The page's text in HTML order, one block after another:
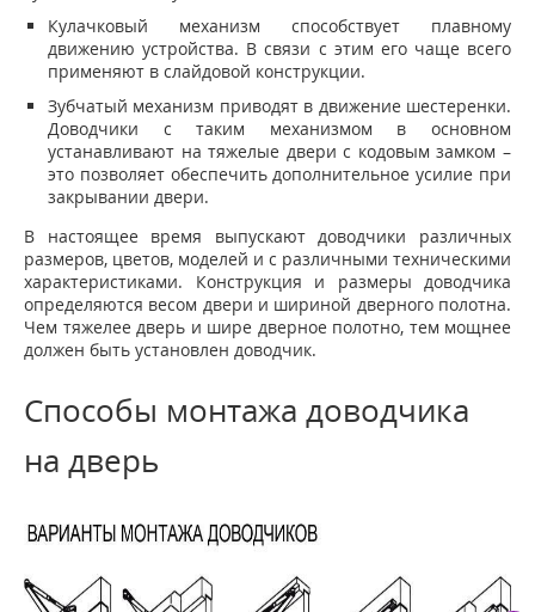
Кулачковый механизм способствует плавному
движению устройства. В связи с этим его чаще всего
применяют в слайдовой конструкции.
Зубчатый механизм приводят в движение шестеренки.
Доводчики с таким механизмом в основном
устанавливают на тяжелые двери с кодовым замком –
это позволяет обеспечить дополнительное усилие при
закрывании двери.
В настоящее время выпускают доводчики различных
размеров, цветов, моделей и с различными техническими
характеристиками. Конструкция и размеры доводчика
определяются весом двери и шириной дверного полотна.
Чем тяжелее дверь и шире дверное полотно, тем мощнее
должен быть установлен доводчик.
Способы монтажа доводчика
на дверь